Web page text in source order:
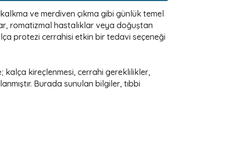
ve merdiven çıkma gibi günlük temel
romatizmal hastalıklar veya doğuştan
protezi cerrahisi etkin bir tedavi seçeneği
kireçlenmesi, cerrahi gereklilikler,
Burada sunulan bilgiler, tıbbi